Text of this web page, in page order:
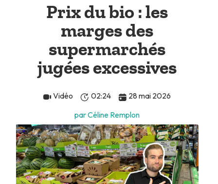
Prix du bio : les
marges des
supermarchés
jugées excessives
Vidéo 02:24
28 mai 2026
par Céline Remplon